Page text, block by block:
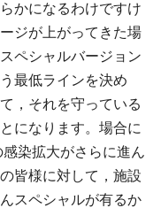
かになるわけですけ
ジが上がってきた場
ペシャルバージョン
最低ラインを決め
，それを守っている
になります。場合に
染拡大がさらに進ん
皆様に対して，施設
スペシャルが有るか